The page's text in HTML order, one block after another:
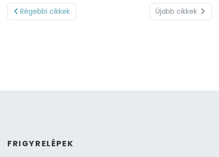
Régebbi cikkek Újabb cikkek
FRIGYRELÉPEK